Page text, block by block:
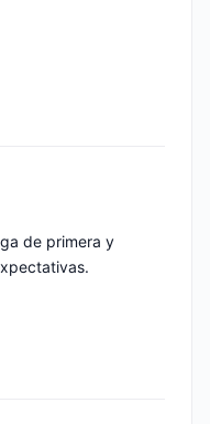
de primera y